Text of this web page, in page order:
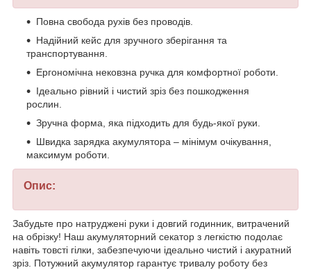
Повна свобода рухів без проводів.
Надійний кейс для зручного зберігання та
транспортування.
Ергономічна нековзна ручка для комфортної роботи.
Ідеально рівний і чистий зріз без пошкодження
рослин.
Зручна форма, яка підходить для будь-якої руки.
Швидка зарядка акумулятора – мінімум очікування,
максимум роботи.
Опис:
Забудьте про натруджені руки і довгий годинник, витрачений
на обрізку! Наш акумуляторний секатор з легкістю подолає
навіть товсті гілки, забезпечуючи ідеально чистий і акуратний
зріз. Потужний акумулятор гарантує тривалу роботу без